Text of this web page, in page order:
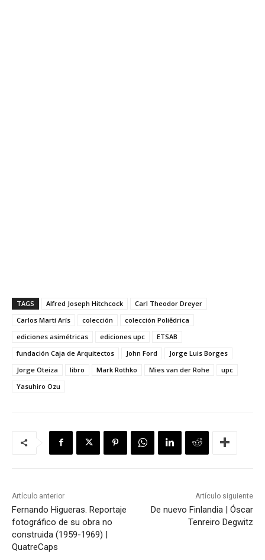
TAGS Alfred Joseph Hitchcock
Carl Theodor Dreyer
Carlos Martí Arís
colección
colección Poliědrica
ediciones asimétricas
ediciones upc
ETSAB
fundación Caja de Arquitectos
John Ford
Jorge Luis Borges
Jorge Oteiza
libro Mark Rothko Mies van der Rohe
upc
Yasuhiro Ozu
Artículo anterior
Fernando Higueras. Reportaje
fotográfico de su obra no
construida (1959-1969) |
QuatreCaps
Artículo siguiente
De nuevo Finlandia | Óscar
Tenreiro Degwitz